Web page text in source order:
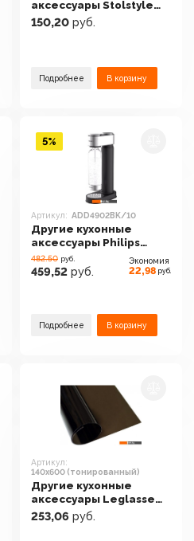
аксессуары Stolstyle
ПВХ 90x160см 1.8мм
(глянцевый)
150,20 руб.
Подробнее В корзину
Артикул: ADD4902BK/10
Другие кухонные
аксессуары Philips
ADD4902BK/10
482.50 руб.
459,52 руб.
Экономия
22,98 руб.
Подробнее В корзину
5%
Артикул:
140x600 (тонированный)
Другие кухонные
аксессуары Leglasse
140x600
(тонированный)
253,06 руб.